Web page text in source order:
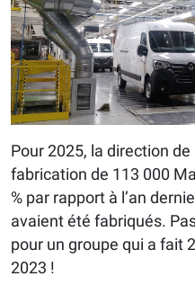
Pour 2025, la direction
fabrication de 113 000
% par rapport à l’an
avaient été fabriqués.
pour un groupe qui a fait
2023 !